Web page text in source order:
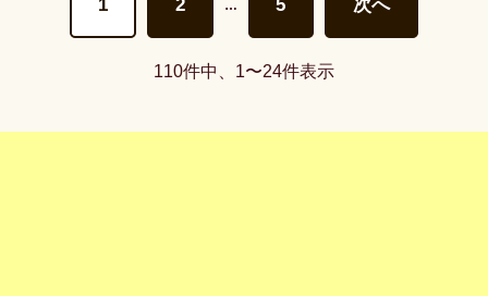
1 2 … 5 次へ
110件中、1〜24件表示